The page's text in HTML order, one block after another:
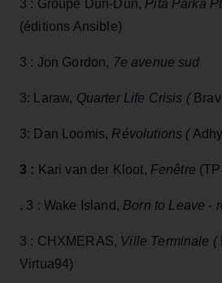
3 : Groupe Dun-Dun, Pita Parka
(éditions Ansible)
3 : Jon Gordon, 7e avenue sud
3: Laraw, Quarter Life Crisis (
3: Dan Loomis, Révolutions (
3 : Kari van der Kloot, Fenêtre
. 3 : Wake Island, Born to Leave -
3 : CHXMERAS, Ville Terminale (
Virtua94)